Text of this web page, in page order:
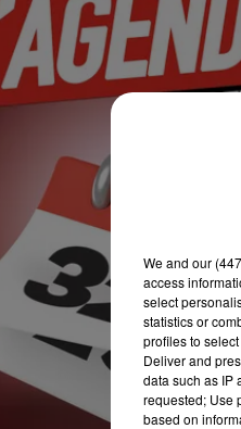
We and our
access
select
statistics or
profiles to
Deliver and
data such as IP
requested; Use
based on